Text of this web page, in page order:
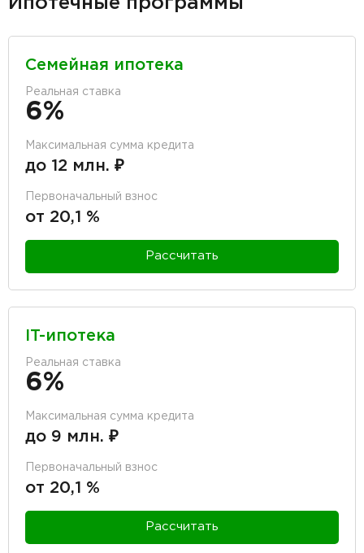
Семейная ипотека
Реальная ставка
6%
Максимальная сумма кредита
до 12 млн. ₽
Первоначальный взнос
от 20,1 %
Рассчитать
IT-ипотека
Реальная ставка
6%
Максимальная сумма кредита
до 9 млн. ₽
Первоначальный взнос
от 20,1 %
Рассчитать